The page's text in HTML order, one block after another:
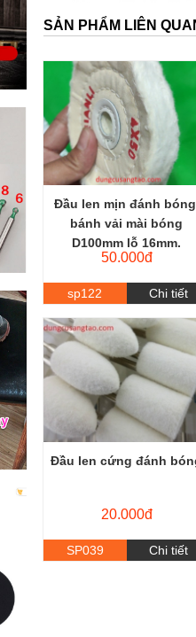
SẢN PHẨM LIÊN QUAN
bánh vải mài bóng
D100mm lỗ 16mm.
50.000đ
sp122 Chi tiết
SP039 Chi tiết